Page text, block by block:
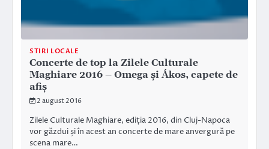
STIRI LOCALE
Concerte de top la Zilele Culturale
Maghiare 2016 – Omega și Ákos, capete de
afiș
2 august 2016
Zilele Culturale Maghiare, ediția 2016, din Cluj-Napoca
vor găzdui și în acest an concerte de mare anvergură pe
scena mare…